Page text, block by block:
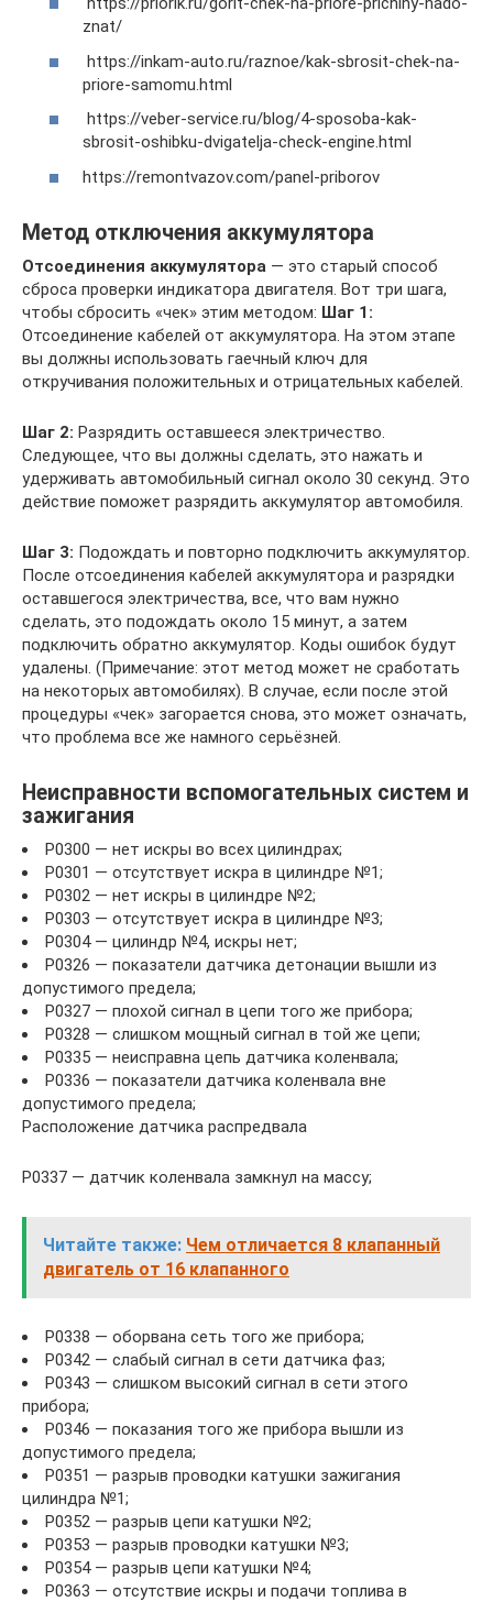
znat/
https://inkam-auto.ru/raznoe/kak-sbrosit-chek-na-
priore-samomu.html
https://veber-service.ru/blog/4-sposoba-kak-
sbrosit-oshibku-dvigatelja-check-engine.html
https://remontvazov.com/panel-priborov
Метод отключения аккумулятора
Отсоединения аккумулятора — это старый способ
сброса проверки индикатора двигателя. Вот три шага,
чтобы сбросить «чек» этим методом: Шаг 1:
Отсоединение кабелей от аккумулятора. На этом этапе
вы должны использовать гаечный ключ для
откручивания положительных и отрицательных кабелей.
Шаг 2: Разрядить оставшееся электричество.
Следующее, что вы должны сделать, это нажать и
удерживать автомобильный сигнал около 30 секунд. Это
действие поможет разрядить аккумулятор автомобиля.
Шаг 3: Подождать и повторно подключить аккумулятор.
После отсоединения кабелей аккумулятора и разрядки
оставшегося электричества, все, что вам нужно
сделать, это подождать около 15 минут, а затем
подключить обратно аккумулятор. Коды ошибок будут
удалены. (Примечание: этот метод может не сработать
на некоторых автомобилях). В случае, если после этой
процедуры «чек» загорается снова, это может означать,
что проблема все же намного серьёзней.
Неисправности вспомогательных систем и
зажигания
P0300 — нет искры во всех цилиндрах;
P0301 — отсутствует искра в цилиндре №1;
P0302 — нет искры в цилиндре №2;
P0303 — отсутствует искра в цилиндре №3;
P0304 — цилиндр №4, искры нет;
P0326 — показатели датчика детонации вышли из
допустимого предела;
P0327 — плохой сигнал в цепи того же прибора;
P0328 — слишком мощный сигнал в той же цепи;
P0335 — неисправна цепь датчика коленвала;
P0336 — показатели датчика коленвала вне
допустимого предела;
Расположение датчика распредвала
P0337 — датчик коленвала замкнул на массу;
Читайте также: Чем отличается 8 клапанный
двигатель от 16 клапанного
P0338 — оборвана сеть того же прибора;
P0342 — слабый сигнал в сети датчика фаз;
P0343 — слишком высокий сигнал в сети этого
прибора;
P0346 — показания того же прибора вышли из
допустимого предела;
P0351 — разрыв проводки катушки зажигания
цилиндра №1;
P0352 — разрыв цепи катушки №2;
P0353 — разрыв проводки катушки №3;
P0354 — разрыв цепи катушки №4;
P0363 — отсутствие искры и подачи топлива в